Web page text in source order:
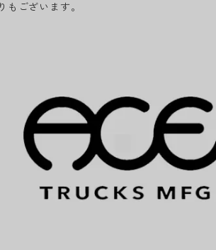
ございます。